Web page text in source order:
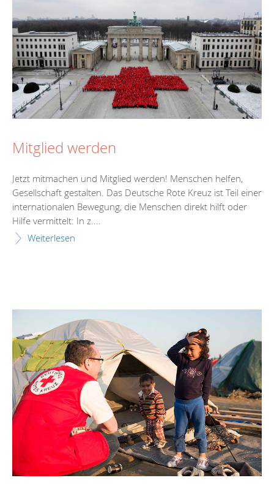
Mitglied werden
Jetzt mitmachen und Mitglied werden! Menschen helfen,
Gesellschaft gestalten. Das Deutsche Rote Kreuz ist Teil einer
internationalen Bewegung, die Menschen direkt hilft oder
Hilfe vermittelt: In z....
Weiterlesen